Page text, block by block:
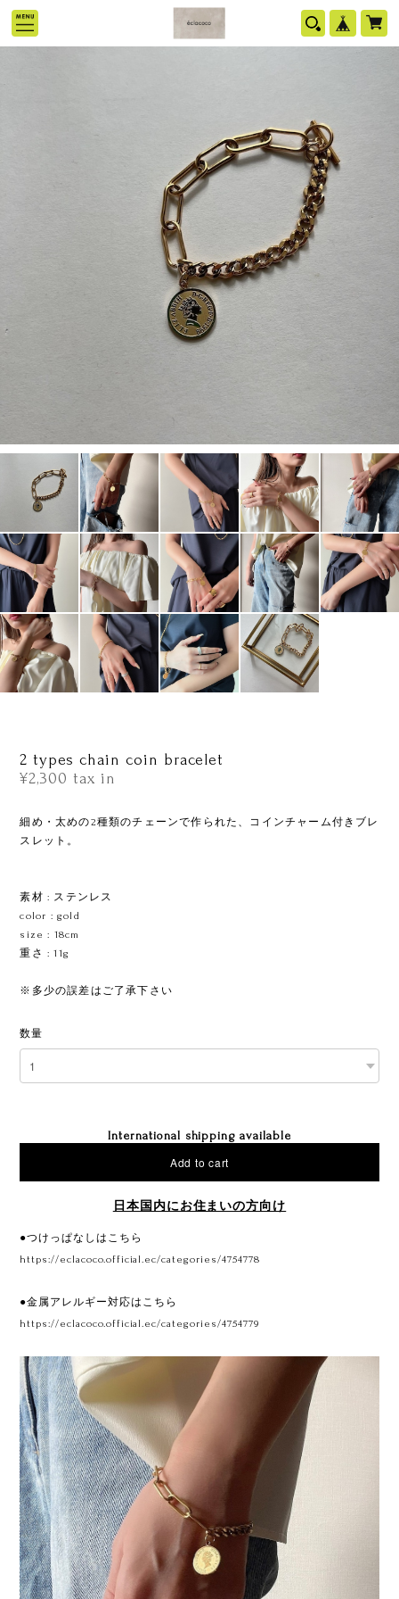
2 types chain coin bracelet
¥2,300 tax in
細め・太めの2種類のチェーンで作られた、コインチャーム付きブレ
スレット。
素材 : ステンレス
color : gold
size : 18cm
重さ : 11g
※多少の誤差はご了承下さい
数量
International shipping available
Add to cart
日本国内にお住まいの方向け
●つけっぱなしはこちら
https://eclacoco.official.ec/categories/4754778
●金属アレルギー対応はこちら
https://eclacoco.official.ec/categories/4754779